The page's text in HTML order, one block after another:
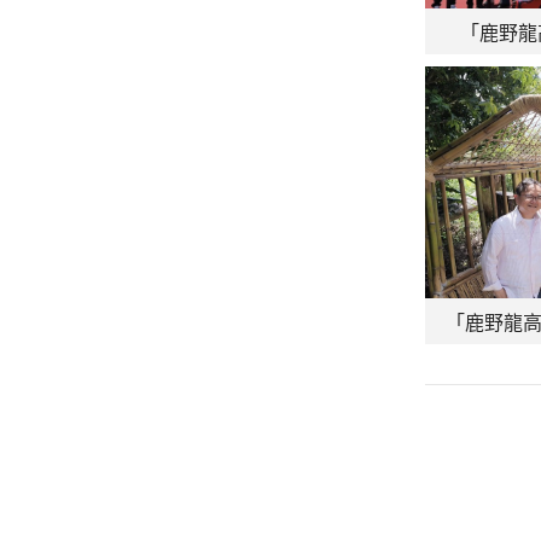
「鹿野
「鹿野龍